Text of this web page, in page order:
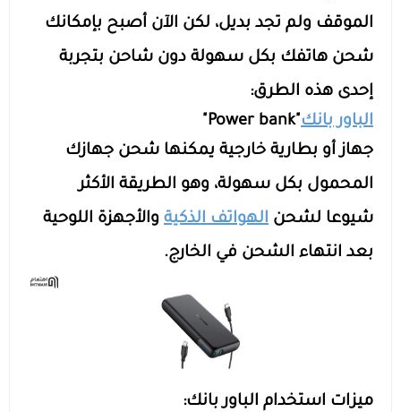
الموقف ولم تجد بديل، لكن الآن أصبح بإمكانك
شحن هاتفك بكل سهولة دون شاحن بتجربة
إحدى هذه الطرق:
الباور بانك"Power bank"
جهاز أو بطارية خارجية يمكنها شحن جهازك
المحمول بكل سهولة، وهو الطريقة الأكثر
شيوعا لشحن الهواتف الذكيةوالأجهزة اللوحية
بعد انتهاء الشحن في الخارج.
ميزات استخدام الباور بانك: